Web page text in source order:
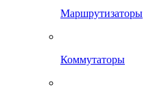
Маршрутизаторы
Коммутаторы